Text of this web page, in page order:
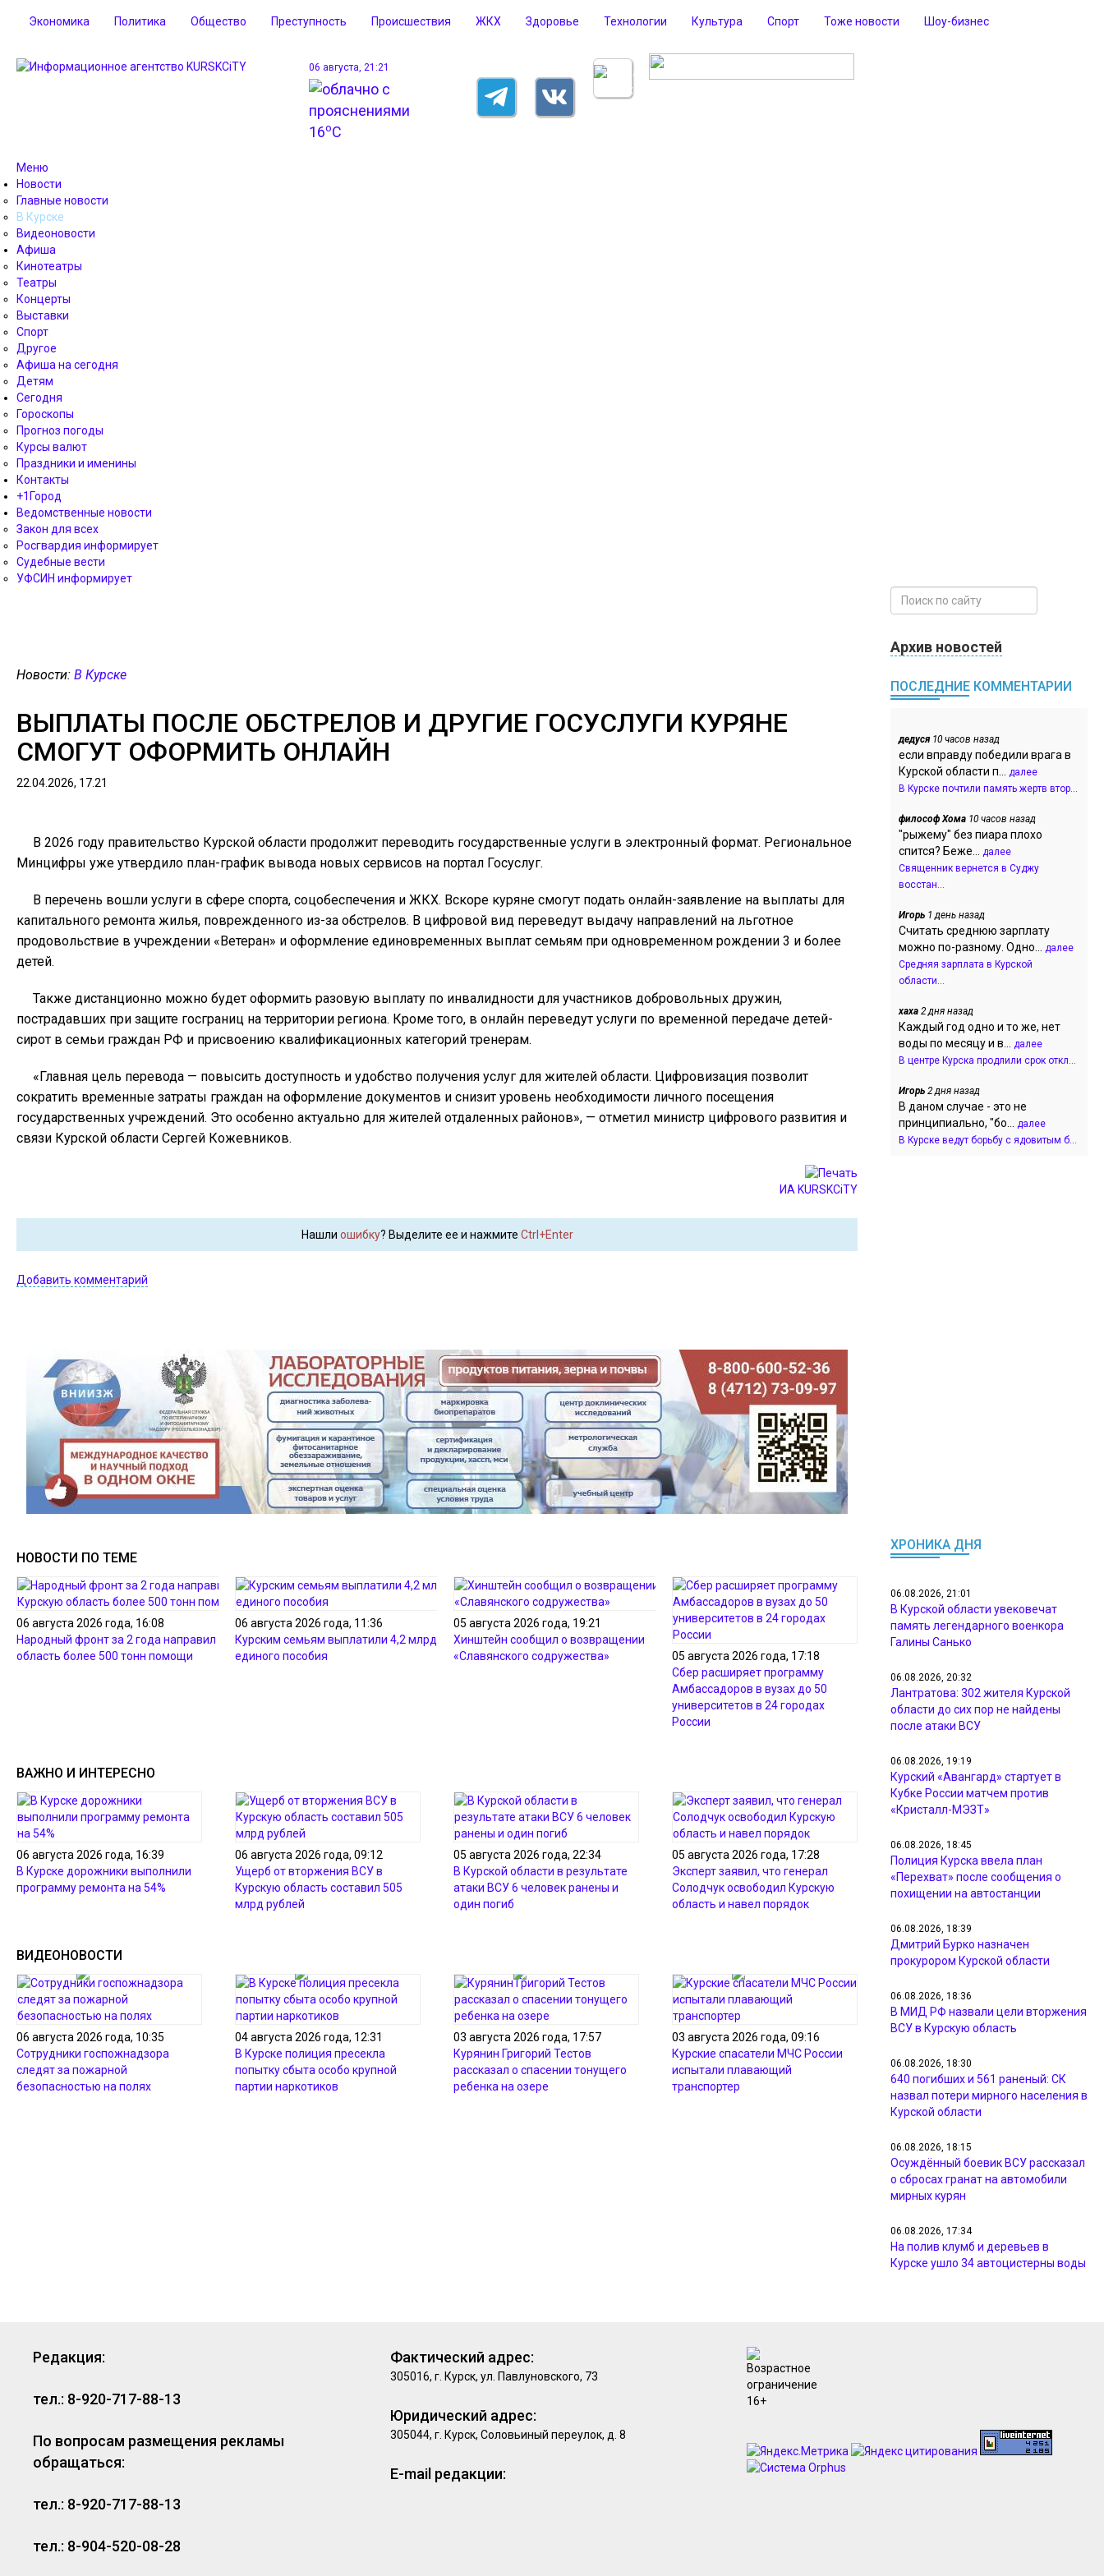
Экономика Политика Общество Преступность Происшествия ЖКХ Здоровье Технологии Культура Спорт Тоже новости Шоу-бизнес
06 августа, 21:21
16oC
Меню
Новости
Главные новости
В Курске
Видеоновости
Афиша
Кинотеатры
Театры
Концерты
Выставки
Спорт
Другое
Афиша на сегодня
Детям
Сегодня
Гороскопы
Прогноз погоды
Курсы валют
Праздники и именины
Контакты
+1Город
Ведомственные новости
Закон для всех
Росгвардия информирует
Судебные вести
УФСИН информирует
Новости: В Курске
ВЫПЛАТЫ ПОСЛЕ ОБСТРЕЛОВ И ДРУГИЕ ГОСУСЛУГИ КУРЯНЕ
СМОГУТ ОФОРМИТЬ ОНЛАЙН
22.04.2026, 17.21
В 2026 году правительство Курской области продолжит переводить государственные услуги в электронный формат. Региональное
Минцифры уже утвердило план-график вывода новых сервисов на портал Госуслуг.
В перечень вошли услуги в сфере спорта, соцобеспечения и ЖКХ. Вскоре куряне смогут подать онлайн-заявление на выплаты для
капитального ремонта жилья, поврежденного из-за обстрелов. В цифровой вид переведут выдачу направлений на льготное
продовольствие в учреждении «Ветеран» и оформление единовременных выплат семьям при одновременном рождении 3 и более
детей.
Также дистанционно можно будет оформить разовую выплату по инвалидности для участников добровольных дружин,
пострадавших при защите госграниц на территории региона. Кроме того, в онлайн переведут услуги по временной передаче детей-
сирот в семьи граждан РФ и присвоению квалификационных категорий тренерам.
«Главная цель перевода — повысить доступность и удобство получения услуг для жителей области. Цифровизация позволит
сократить временные затраты граждан на оформление документов и снизит уровень необходимости личного посещения
государственных учреждений. Это особенно актуально для жителей отдаленных районов», — отметил министр цифрового развития и
связи Курской области Сергей Кожевников.
ИА KURSKCiTY
Нашли ошибку? Выделите ее и нажмите Ctrl+Enter
Добавить комментарий
НОВОСТИ ПО ТЕМЕ
06 августа 2026 года, 16:08
Народный фронт за 2 года направил в Курскую
область более 500 тонн помощи
06 августа 2026 года, 11:36
Курским семьям выплатили 4,2 млрд рублей
единого пособия
05 августа 2026 года, 19:21
Хинштейн сообщил о возвращении
«Славянского содружества»
05 августа 2026 года, 17:18
Сбер расширяет программу
Амбассадоров в вузах до 50
университетов в 24 городах
России
ВАЖНО И ИНТЕРЕСНО
06 августа 2026 года, 16:39
В Курске дорожники выполнили
программу ремонта на 54%
06 августа 2026 года, 09:12
Ущерб от вторжения ВСУ в
Курскую область составил 505
млрд рублей
05 августа 2026 года, 22:34
В Курской области в результате
атаки ВСУ 6 человек ранены и
один погиб
05 августа 2026 года, 17:28
Эксперт заявил, что генерал
Солодчук освободил Курскую
область и навел порядок
ВИДЕОНОВОСТИ
06 августа 2026 года, 10:35
Сотрудники госпожнадзора
следят за пожарной
безопасностью на полях
04 августа 2026 года, 12:31
В Курске полиция пресекла
попытку сбыта особо крупной
партии наркотиков
03 августа 2026 года, 17:57
Курянин Григорий Тестов
рассказал о спасении тонущего
ребенка на озере
03 августа 2026 года, 09:16
Курские спасатели МЧС России
испытали плавающий
транспортер
Архив новостей
ПОСЛЕДНИЕ КОММЕНТАРИИ
дедуся10 часов назад
если вправду победили врага в
Курской области п... далее
В Курске почтили память жертв втор...
философ Хома 10 часов назад
"рыжему" без пиара плохо
спится? Беже... далее
Священник вернется в Суджу
восстан...
Игорь 1 день назад
Считать среднюю зарплату
можно по-разному. Одно... далее
Средняя зарплата в Курской
области...
хаха 2 дня назад
Каждый год одно и то же, нет
воды по месяцу и в... далее
В центре Курска продлили срок откл...
Игорь 2 дня назад
В даном случае - это не
принципиально, "бо... далее
В Курске ведут борьбу с ядовитым б...
ХРОНИКА ДНЯ
06.08.2026, 21:01
В Курской области увековечат
память легендарного военкора
Галины Санько
06.08.2026, 20:32
Лантратова: 302 жителя Курской
области до сих пор не найдены
после атаки ВСУ
06.08.2026, 19:19
Курский «Авангард» стартует в
Кубке России матчем против
«Кристалл-МЭЗТ»
06.08.2026, 18:45
Полиция Курска ввела план
«Перехват» после сообщения о
похищении на автостанции
06.08.2026, 18:39
Дмитрий Бурко назначен
прокурором Курской области
06.08.2026, 18:36
В МИД РФ назвали цели вторжения
ВСУ в Курскую область
06.08.2026, 18:30
640 погибших и 561 раненый: СК
назвал потери мирного населения в
Курской области
06.08.2026, 18:15
Осуждённый боевик ВСУ рассказал
о сбросах гранат на автомобили
мирных курян
06.08.2026, 17:34
На полив клумб и деревьев в
Курске ушло 34 автоцистерны воды
06.08.2026, 16:20
Редакция:
тел.: 8-920-717-88-13
По вопросам размещения рекламы
обращаться:
тел.: 8-920-717-88-13
тел.: 8-904-520-08-28
Фактический адрес:
305016, г. Курск, ул. Павлуновского, 73
Юридический адрес:
305044, г. Курск, Соловьиный переулок, д. 8
E-mail редакции: